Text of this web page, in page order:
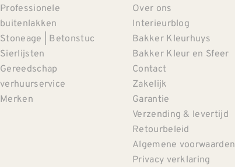
Professionele
buitenlakken
Stoneage | Betonstuc
Sierlijsten
Gereedschap
verhuurservice
Merken
Over ons
Interieurblog
Bakker Kleurhuys
Bakker Kleur en Sfeer
Contact
Zakelijk
Garantie
Verzending & levertijd
Retourbeleid
Algemene voorwaarden
Privacy verklaring